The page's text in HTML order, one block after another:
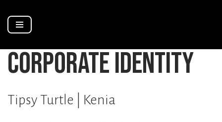
Zum
springen
corporate identity
Tipsy Turtle | Kenia